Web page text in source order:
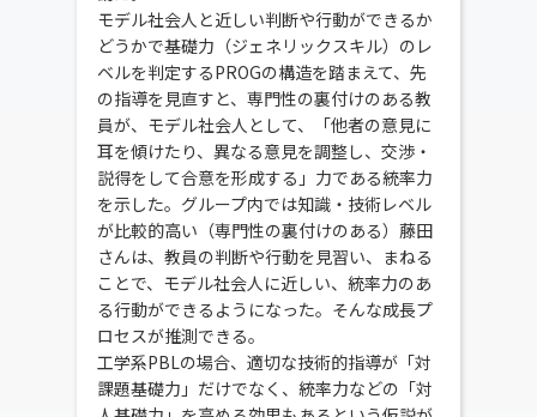
モデル社会人と近しい判断や行動ができるか
どうかで基礎力（ジェネリックスキル）のレ
ベルを判定するPROGの構造を踏まえて、先
の指導を見直すと、専門性の裏付けのある教
員が、モデル社会人として、「他者の意見に
耳を傾けたり、異なる意見を調整し、交渉・
説得をして合意を形成する」力である統率力
を示した。グループ内では知識・技術レベル
が比較的高い（専門性の裏付けのある）藤田
さんは、教員の判断や行動を見習い、まねる
ことで、モデル社会人に近しい、統率力のあ
る行動ができるようになった。そんな成長プ
ロセスが推測できる。
工学系PBLの場合、適切な技術的指導が「対
課題基礎力」だけでなく、統率力などの「対